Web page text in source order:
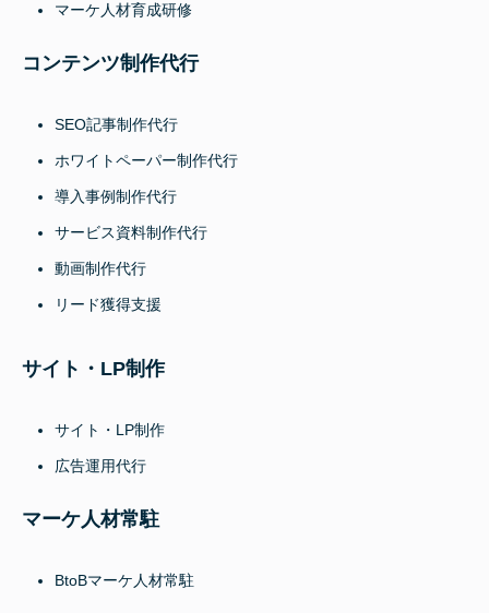
マーケ人材育成研修
コンテンツ制作代行
SEO記事制作代行
ホワイトペーパー制作代行
導入事例制作代行
サービス資料制作代行
動画制作代行
リード獲得支援
サイト・LP制作
サイト・LP制作
広告運用代行
マーケ人材常駐
BtoBマーケ人材常駐